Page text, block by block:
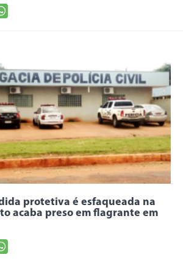
protetiva é esfaqueada na
acaba preso em flagrante em